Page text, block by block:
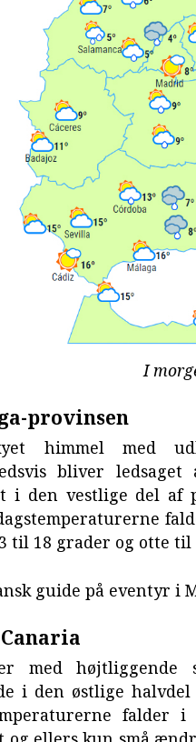
I
provinsen
himmel med
bliver
i den vestlige del af
til 18 grader og otte til
guide på eventyr i
med højtliggende
i den østlige
falder